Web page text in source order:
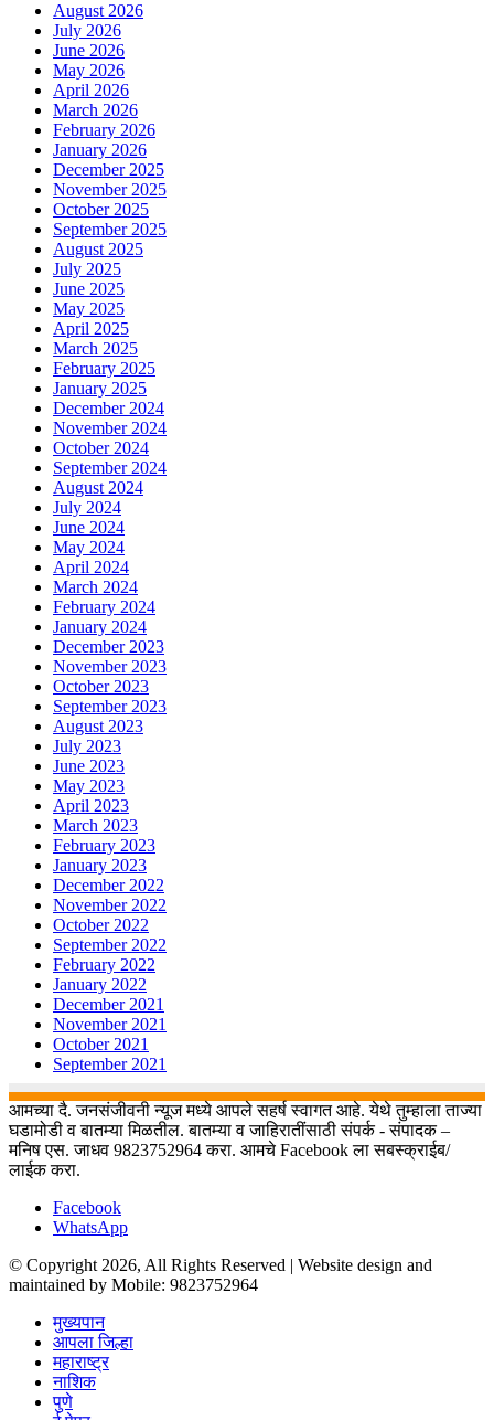
August 2026
July 2026
June 2026
May 2026
April 2026
March 2026
February 2026
January 2026
December 2025
November 2025
October 2025
September 2025
August 2025
July 2025
June 2025
May 2025
April 2025
March 2025
February 2025
January 2025
December 2024
November 2024
October 2024
September 2024
August 2024
July 2024
June 2024
May 2024
April 2024
March 2024
February 2024
January 2024
December 2023
November 2023
October 2023
September 2023
August 2023
July 2023
June 2023
May 2023
April 2023
March 2023
February 2023
January 2023
December 2022
November 2022
October 2022
September 2022
February 2022
January 2022
December 2021
November 2021
October 2021
September 2021
आमच्या दै. जनसंजीवनी न्यूज मध्ये आपले सहर्ष स्वागत आहे. येथे तुम्हाला ताज्या
घडामोडी व बातम्या मिळतील. बातम्या व जाहिरातींसाठी संपर्क - संपादक –
मनिष एस. जाधव 9823752964 करा. आमचे Facebook ला सबस्क्राईब/
लाईक करा.
Facebook
WhatsApp
© Copyright 2026, All Rights Reserved | Website design and
maintained by Mobile: 9823752964
मुख्यपान
आपला जिल्हा
महाराष्ट्र
नाशिक
पुणे